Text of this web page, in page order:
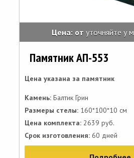
Цена: от уточняйте у
Памятник АП-553
Цена указана за памятник
Камень: Балтик Грин
Размеры стелы: 160*100*10 см
Цена комплекта: 2639 руб.
Срок изготовления: 60 дней